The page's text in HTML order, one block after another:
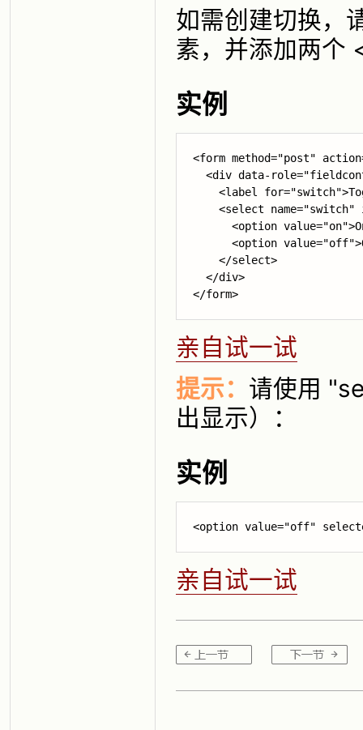
如需创建切换
素，并添加两个
实例
<form method="post"
<div data-
<label
<select
<option
<option
    </select>
  </div>
亲自试一试
提示： 请使用
出显示）：
实例
<option value="off"
亲自试一试